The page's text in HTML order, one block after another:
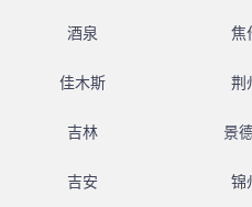
酒泉 焦
佳木斯 荆
吉林 景
吉安 锦